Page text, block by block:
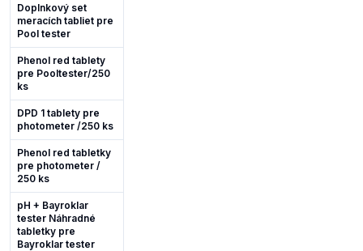
Doplnkový set
meracích tabliet pre
Pool tester
Phenol red tablety
pre Pooltester/250
ks
DPD 1 tablety pre
photometer /250 ks
Phenol red tabletky
pre photometer /
250 ks
pH + Bayroklar
tester Náhradné
tabletky pre
Bayroklar tester